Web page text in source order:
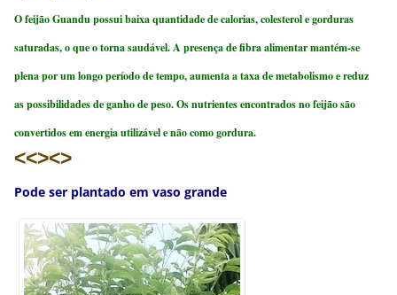
O feijão Guandu possui baixa quantidade de calorias, colesterol e gorduras
saturadas, o que o torna saudável. A presença de fibra alimentar mantém-se
plena por um longo período de tempo, aumenta a taxa de metabolismo e reduz
as possibilidades de ganho de peso. Os nutrientes encontrados no feijão são
convertidos em energia utilizável e não como gordura.
<<><>
Pode ser plantado em vaso grande